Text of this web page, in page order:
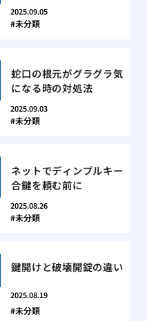
2025.09.05
未分類
蛇口の根元がグラグラ気
になる時の対処法
2025.09.03
未分類
ネットでディンプルキー
合鍵を頼む前に
2025.08.26
未分類
鍵開けと破壊開錠の違い
2025.08.19
未分類